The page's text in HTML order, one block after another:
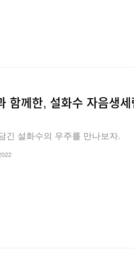
함께한, 설화수 자음생
긴 설화수의 우주를 만나보자.